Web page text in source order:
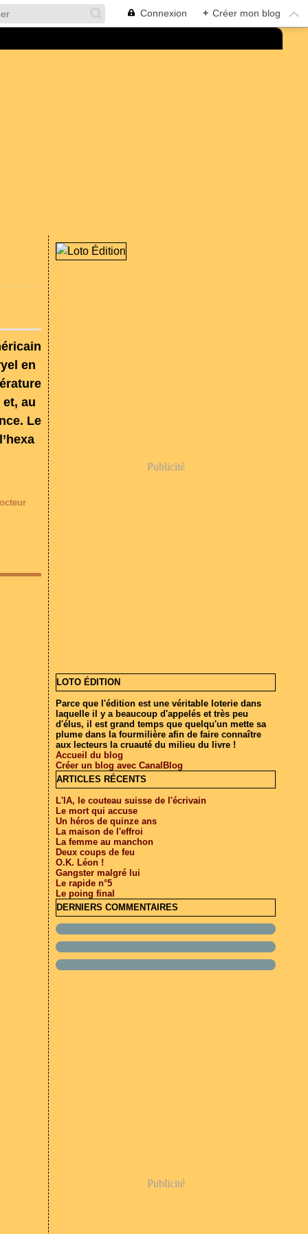
Connexion + Créer mon blog
en
au
Le
Publicité
LOTO ÉDITION
Parce que l'édition est une véritable loterie dans
laquelle il y a beaucoup d'appelés et très peu
d'élus, il est grand temps que quelqu'un mette sa
plume dans la fourmilière afin de faire connaître
aux lecteurs la cruauté du milieu du livre !
Accueil du blog
Créer un blog avec CanalBlog
ARTICLES RÉCENTS
L'IA, le couteau suisse de l'écrivain
Le mort qui accuse
Un héros de quinze ans
La maison de l'effroi
La femme au manchon
Deux coups de feu
O.K. Léon !
Gangster malgré lui
Le rapide n°5
Le poing final
DERNIERS COMMENTAIRES
Publicité